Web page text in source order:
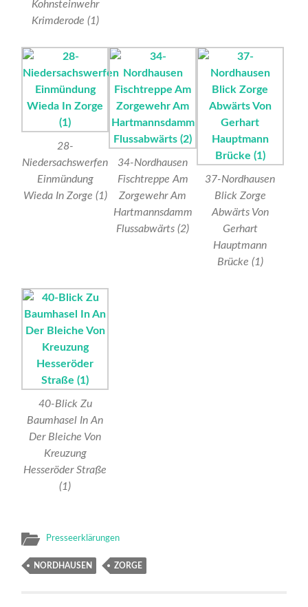
Kohnsteinwehr
Krimderode (1)
28-
Niedersachswerfen
Einmündung
Wieda In Zorge (1)
34-Nordhausen
Fischtreppe Am
Zorgewehr Am
Hartmannsdamm
Flussabwärts (2)
37-Nordhausen
Blick Zorge
Abwärts Von
Gerhart
Hauptmann
Brücke (1)
40-Blick Zu
Baumhasel In An
Der Bleiche Von
Kreuzung
Hesseröder Straße
(1)
Presseerklärungen
NORDHAUSEN ZORGE